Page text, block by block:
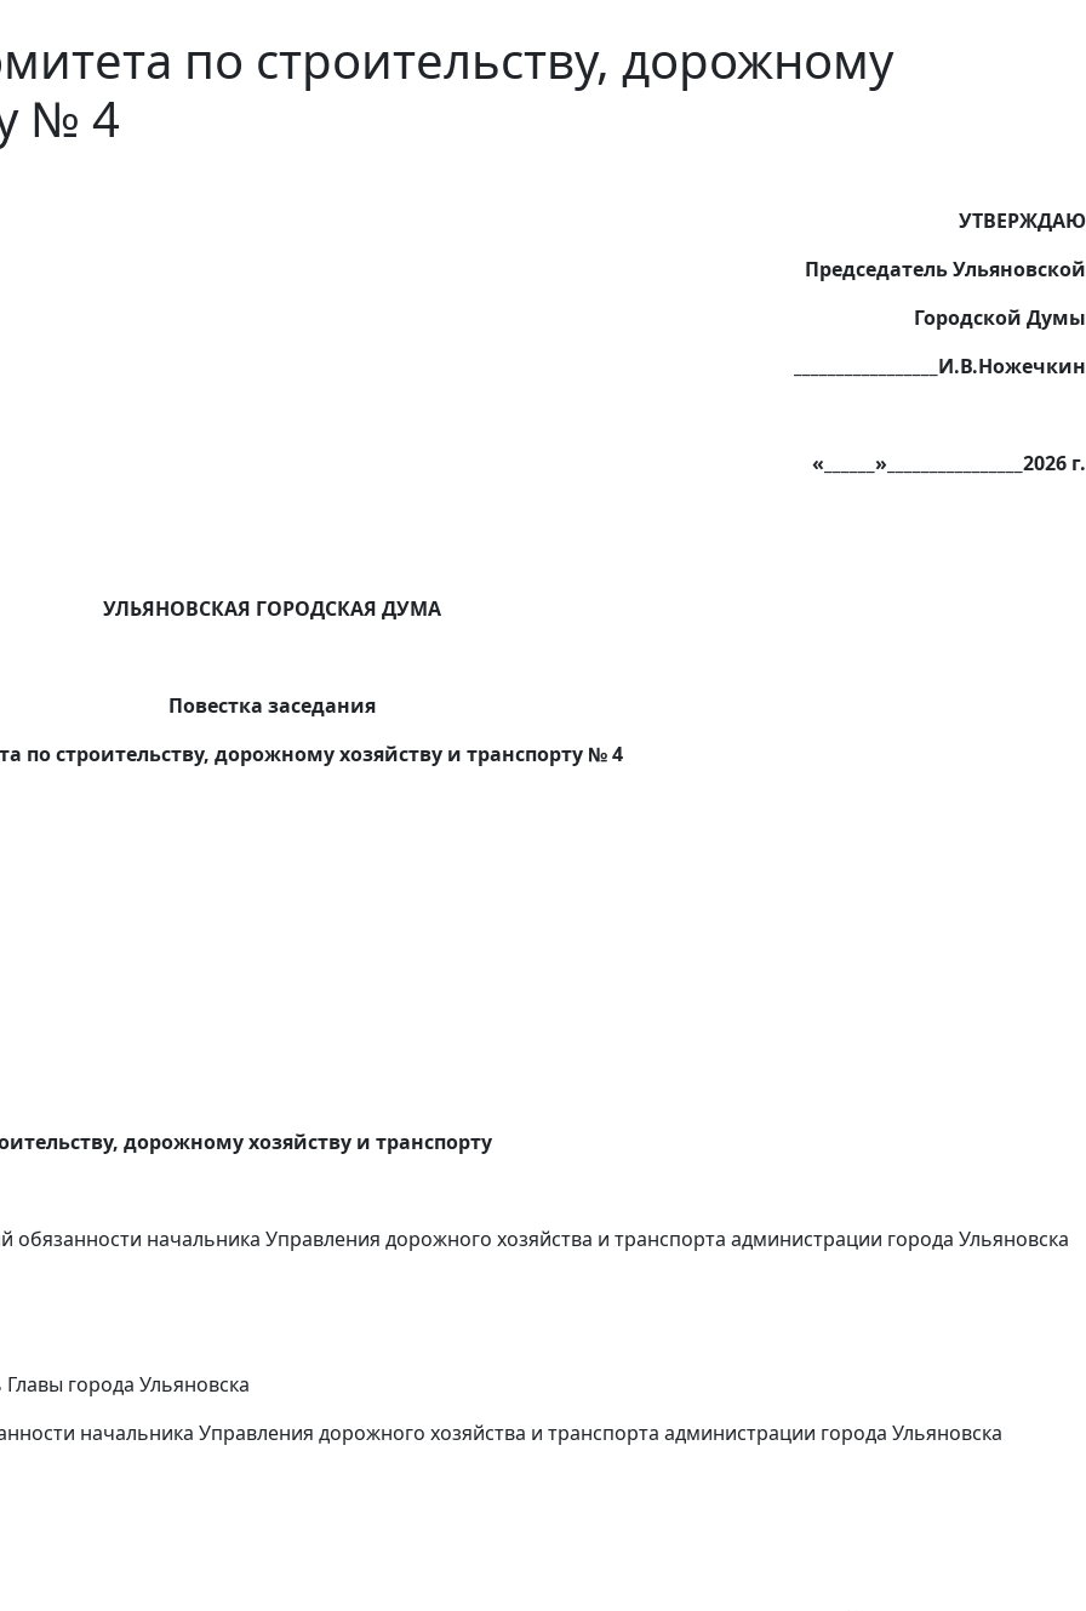
по строительству, дорожному
№ 4
УТВЕРЖДАЮ
Председатель Ульяновской
Городской Думы
_________________И.В.Ножечкин
«______»________________2026 г.
УЛЬЯНОВСКАЯ ГОРОДСКАЯ ДУМА
Повестка заседания
по строительству, дорожному хозяйству и транспорту № 4
дорожному хозяйству и транспорту
начальника Управления дорожного хозяйства и транспорта администрации города Ульяновска
города Ульяновска
начальника Управления дорожного хозяйства и транспорта администрации города Ульяновска